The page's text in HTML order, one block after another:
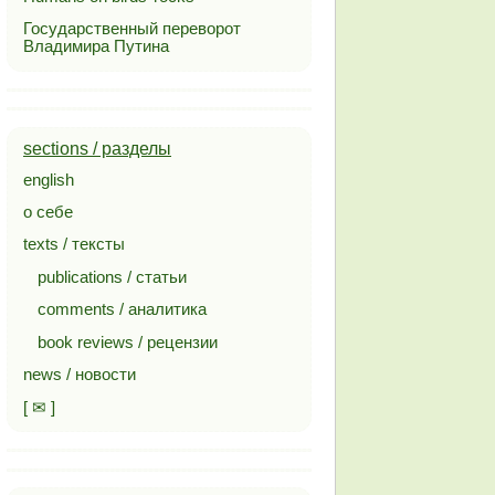
Государственный переворот
Владимира Путина
sections / разделы
english
о себе
texts / тексты
publications / статьи
comments / аналитика
book reviews / рецензии
news / новости
[ ✉ ]